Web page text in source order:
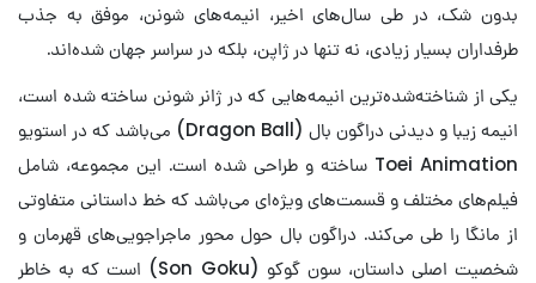
بدون شک، در طی سال‌های اخیر، انیمه‌های شونن، موفق به جذب
طرفداران بسیار زیادی، نه تنها در ژاپن، بلکه در سراسر جهان شده‌اند.
یکی از شناخته‌شده‌ترین انیمه‌هایی که در ژانر شونن ساخته شده است،
انیمه زیبا و دیدنی دراگون بال (Dragon Ball) می‌باشد که در استویو
Toei Animation ساخته و طراحی شده‌ است. این مجموعه‌، شامل
فیلم‌های مختلف و قسمت‌های ویژه‌ای می‌باشد که خط داستانی متفاوتی
از مانگا را طی می‌کند. دراگون بال حول محور ماجراجویی‌های قهرمان و
شخصیت اصلی داستان، سون گوکو (Son Goku) است که به خاطر